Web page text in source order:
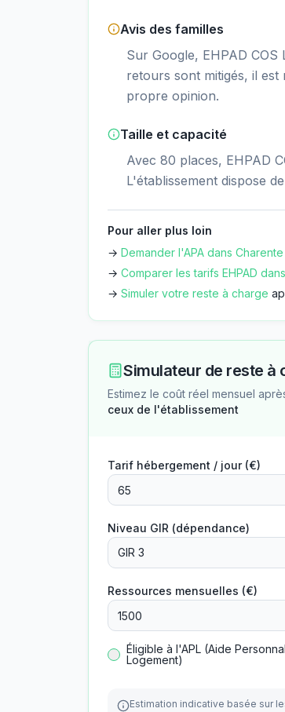
Avis des familles
Sur Google, EHPAD
retours sont mitigés, il
propre opinion.
Taille et capacité
Avec 80 places, EHPAD
L'établissement dispose
Pour aller plus loin
→ Demander l'APA dans Charente
→ Comparer les tarifs EHPAD dans
→ Simuler votre reste à charge
Simulateur de reste
Estimez le coût réel mensuel
ceux de l'établissement
Tarif hébergement / jour (€)
Niveau GIR (dépendance)
GIR 3
Ressources mensuelles (€)
Éligible à l'APL (Aide
Logement)
Estimation indicative basée sur